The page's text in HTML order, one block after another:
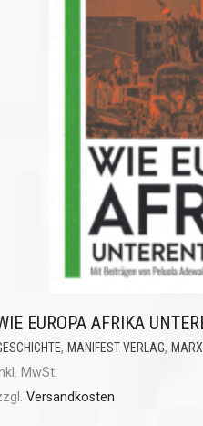
EUROPA AFRIKA
, MANIFEST VERLAG,
MwSt.
Versandkosten